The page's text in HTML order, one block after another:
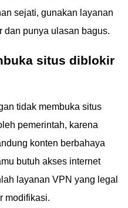
sejati, gunakan layanan
dan punya ulasan bagus.
situs diblokir
tidak membuka situs
pemerintah, karena
konten berbahaya
butuh akses internet
layanan VPN yang legal
modifikasi.